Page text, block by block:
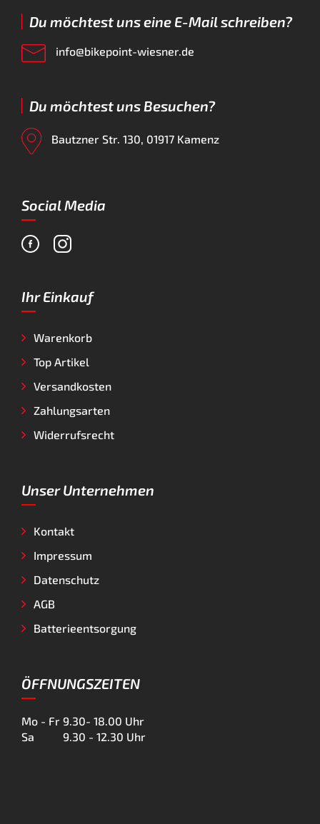
Du möchtest uns eine E-Mail schreiben?
info@bikepoint-wiesner.de
Du möchtest uns Besuchen?
Bautzner Str. 130, 01917 Kamenz
Social Media
Ihr Einkauf
Warenkorb
Top Artikel
Versandkosten
Zahlungsarten
Widerrufsrecht
Unser Unternehmen
Kontakt
Impressum
Datenschutz
AGB
Batterieentsorgung
ÖFFNUNGSZEITEN
Mo - Fr 9.30- 18.00 Uhr
Sa
9.30 - 12.30 Uhr